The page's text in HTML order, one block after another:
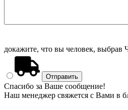
докажите, что вы человек, выбрав
Спасибо за Ваше сообщение!
Наш менеджер свяжется с Вами в